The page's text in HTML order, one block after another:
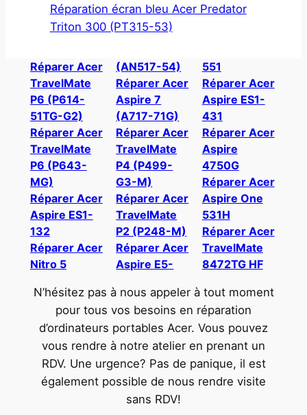
Réparation écran bleu Acer Predator
Triton 300 (PT315-53)
Réparer Acer
TravelMate
P6 (P614-
51TG-G2)
Réparer Acer
TravelMate
P6 (P643-
MG)
Réparer Acer
Aspire ES1-
132
Réparer Acer
Nitro 5
(AN517-54)
Réparer Acer
Aspire 7
(A717-71G)
Réparer Acer
TravelMate
P4 (P499-
G3-M)
Réparer Acer
TravelMate
P2 (P248-M)
Réparer Acer
Aspire E5-
551
Réparer Acer
Aspire ES1-
431
Réparer Acer
Aspire
4750G
Réparer Acer
Aspire One
531H
Réparer Acer
TravelMate
8472TG HF
N’hésitez pas à nous appeler à tout moment
pour tous vos besoins en réparation
d’ordinateurs portables Acer. Vous pouvez
vous rendre à notre atelier en prenant un
RDV. Une urgence? Pas de panique, il est
également possible de nous rendre visite
sans RDV!